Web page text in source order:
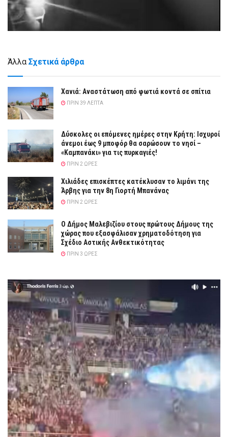
Άλλα Σχετικά άρθρα
Χανιά: Αναστάτωση από φωτιά κοντά σε σπίτια
ΠΡΙΝ 39 ΛΕΠΤΆ
Δύσκολες οι επόμενες ημέρες στην Κρήτη: Ισχυροί
άνεμοι έως 9 μποφόρ θα σαρώσουν το νησί –
«Καμπανάκι» για τις πυρκαγιές!
ΠΡΙΝ 2 ΏΡΕΣ
Χιλιάδες επισκέπτες κατέκλυσαν το λιμάνι της
Άρβης για την 8η Γιορτή Μπανάνας
ΠΡΙΝ 2 ΏΡΕΣ
Ο Δήμος Μαλεβιζίου στους πρώτους Δήμους της
χώρας που εξασφάλισαν χρηματοδότηση για
Σχέδιο Αστικής Ανθεκτικότητας
ΠΡΙΝ 3 ΏΡΕΣ